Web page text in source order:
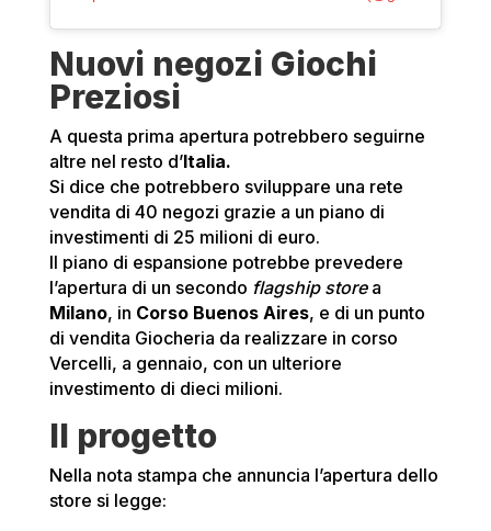
Nuovi negozi Giochi
Preziosi
A questa prima apertura potrebbero seguirne
altre nel resto d’Italia.
Si dice che potrebbero sviluppare una rete
vendita di 40 negozi grazie a un piano di
investimenti di 25 milioni di euro.
Il piano di espansione potrebbe prevedere
l’apertura di un secondo flagship storea
Milano, in Corso Buenos Aires, e di un punto
di vendita Giocheria da realizzare in corso
Vercelli, a gennaio, con un ulteriore
investimento di dieci milioni.
Il progetto
Nella nota stampa che annuncia l’apertura dello
store si legge: